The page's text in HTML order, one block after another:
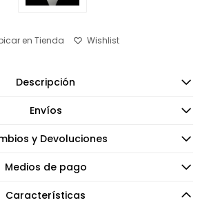
en Tienda
Descripción
Envíos
y Devoluciones
Medios de pago
Características